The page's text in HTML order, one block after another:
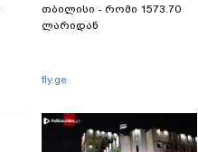
თბილისი - რომი 1573.70
ლარიდან
fly.ge